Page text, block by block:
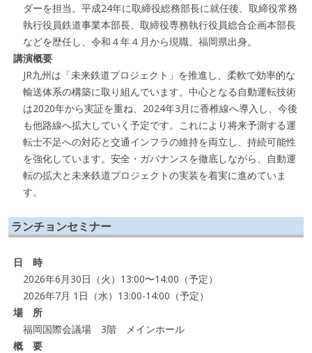
ダーを担当。平成24年に取締役総務部長に就任後、取締役常務
執行役員鉄道事業本部長、取締役専務執行役員総合企画本部長
などを歴任し、令和４年４月から現職。福岡県出身。
講演概要
JR九州は「未来鉄道プロジェクト」を推進し、柔軟で効率的な
輸送体系の構築に取り組んでいます。中心となる自動運転技術
は2020年から実証を重ね、2024年3月に香椎線へ導入し、今後
も他路線へ拡大していく予定です。これにより将来予測する運
転士不足への対応と交通インフラの維持を両立し、持続可能性
を強化しています。安全・ガバナンスを徹底しながら、自動運
転の拡大と未来鉄道プロジェクトの実装を着実に進めていま
す。
ランチョンセミナー
日 時
2026年6月30日（火）13:00〜14:00（予定）
2026年7月 1日（水）13:00-14:00（予定）
場 所
福岡国際会議場 3階 メインホール
概 要